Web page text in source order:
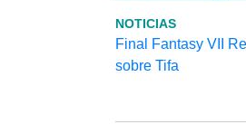
NOTICIAS
Final Fantasy VII
sobre Tifa